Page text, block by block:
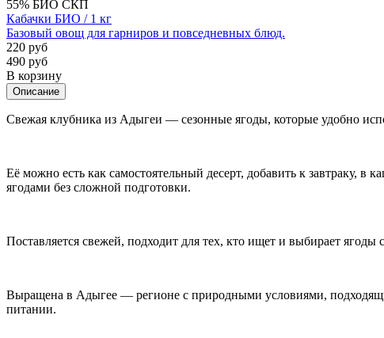
55% БИО СКП
Кабачки БИО / 1 кг
Базовый овощ для гарниров и повседневных блюд.
220 руб
490 руб
В корзину
Описание
Свежая клубника из Адыгеи — сезонные ягоды, которые удобно
Её можно есть как самостоятельный десерт, добавить к завтраку,
ягодами без сложной подготовки.
Поставляется свежей, подходит для тех, кто ищет и выбирает ягоды
Выращена в Адыгее — регионе с природными условиями,
питании.